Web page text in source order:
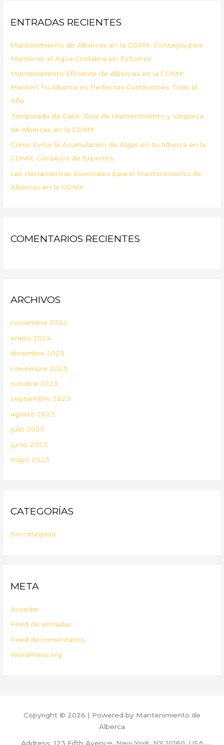
r
o
r
:
ENTRADAS RECIENTES
Mantenimiento de Albercas en la CDMX: Consejos para
Mantener el Agua Cristalina sin Esfuerzo
Mantenimiento Eficiente de Albercas en la CDMX:
Mantén Tu Alberca en Perfectas Condiciones Todo el
Año
Temporada de Calor: Guía de Mantenimiento y Limpieza
de Albercas en la CDMX
Cómo Evitar la Acumulación de Algas en tu Alberca en la
CDMX: Consejos de Expertos
Las Herramientas Esenciales para el Mantenimiento de
Albercas en la CDMX
COMENTARIOS RECIENTES
ARCHIVOS
noviembre 2024
enero 2024
diciembre 2023
noviembre 2023
octubre 2023
septiembre 2023
agosto 2023
julio 2023
junio 2023
mayo 2023
CATEGORÍAS
Sin categoría
META
Acceder
Feed de entradas
Feed de comentarios
WordPress.org
Copyright © 2026 | Powered by Mantenimiento de
Alberca
Address: 123 Fifth Avenue, New York, NY 10160, USA